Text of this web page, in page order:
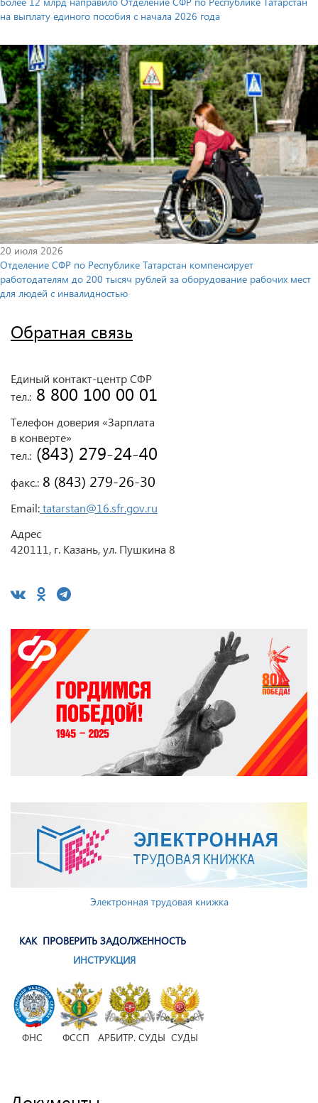
на выплату единого пособия с начала 2026 года
20 июля 2026
Отделение СФР по Республике Татарстан компенсирует
работодателям до 200 тысяч рублей за оборудование рабочих мест
для людей с инвалидностью
Обратная связь
Единый контакт-центр СФР
тел.: 8 800 100 00 01
Телефон доверия «Зарплата
в конверте»
тел.: (843) 279-24-40
факс.: 8 (843) 279-26-30
Email:tatarstan@16.sfr.gov.ru
Адрес
420111, г. Казань, ул. Пушкина 8
Электронная трудовая книжка
КАК ПРОВЕРИТЬ ЗАДОЛЖЕННОСТЬ
ИНСТРУКЦИЯ
ФНС ФССП АРБИТР. СУДЫ СУДЫ